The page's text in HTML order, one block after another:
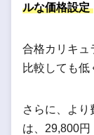
ルな価格設定
合格カリキュ
比較しても低
さらに、より
は、29,800